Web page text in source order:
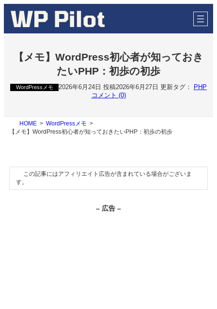
ス
【メモ】WordPress初心者が知っておき
たいPHP：初歩の初歩
WordPressメモ 2026年6月24日 投稿2026年6月27日 更新タグ：
PHP
コメント (0)
HOME
WordPressメモ
【メモ】WordPress初心者が知っておきたいPHP：初歩の初歩
この記事にはアフィリエイト広告が含まれている場合がございま
す。
– 広告 –